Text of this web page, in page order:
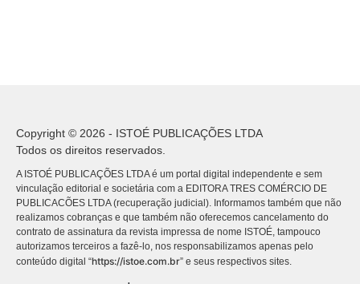
Copyright © 2026 - ISTOÉ PUBLICAÇÕES LTDA
Todos os direitos reservados.
A ISTOÉ PUBLICAÇÕES LTDA é um portal digital independente e sem
vinculação editorial e societária com a EDITORA TRES COMÉRCIO DE
PUBLICACÕES LTDA (recuperação judicial). Informamos também que não
realizamos cobranças e que também não oferecemos cancelamento do
contrato de assinatura da revista impressa de nome ISTOÉ, tampouco
autorizamos terceiros a fazê-lo, nos responsabilizamos apenas pelo
conteúdo digital “https://istoe.com.br” e seus respectivos sites.